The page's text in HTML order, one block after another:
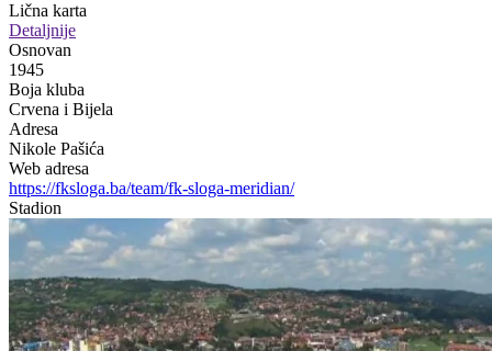
Lična karta
Detaljnije
Osnovan
1945
Boja kluba
Crvena i Bijela
Adresa
Nikole Pašića
Web adresa
https://fksloga.ba/team/fk-sloga-meridian/
Stadion